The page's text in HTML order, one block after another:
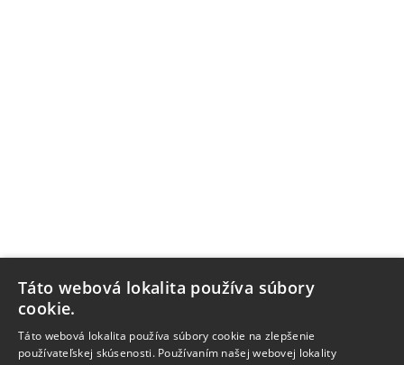
Táto webová lokalita používa súbory
cookie.
Táto webová lokalita používa súbory cookie na zlepšenie
používateľskej skúsenosti. Používaním našej webovej lokality